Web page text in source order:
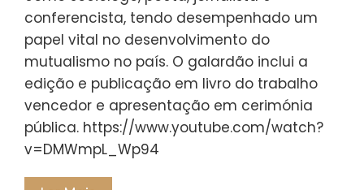
conferencista, tendo desempenhado um
papel vital no desenvolvimento do
mutualismo no país. O galardão inclui a
edição e publicação em livro do trabalho
vencedor e apresentação em cerimónia
pública. https://www.youtube.com/watch?
v=DMWmpL_Wp94